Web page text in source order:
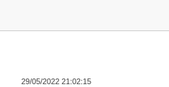
29/05/2022 21:02:15